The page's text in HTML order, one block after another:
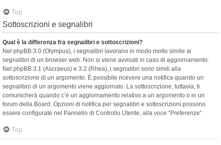
Top
Sottoscrizioni e segnalibri
Qual è la differenza fra segnalibri e sottoscrizioni?
Nel phpBB 3.0 (Olympus), i segnalibri lavorano in modo molto simile ai
segnalibri di un browser web. Non si viene avvisati in caso di aggiornamento.
Nel phpBB 3.1 (Ascraeus) e 3.2 (Rhea), i segnalibri sono simili alla
sottoscrizione di un argomento. È possibile ricevere una notifica quando un
segnalibro di un argomento viene aggiornato. La sottoscrizione, tuttavia, ti
comunicherà quando c’è un aggiornamento relativo a un argomento o in un
forum della Board. Opzioni di notifica per segnalibri e sottoscrizioni possono
essere configurate nel Pannello di Controllo Utente, alla voce “Preferenze”.
Top